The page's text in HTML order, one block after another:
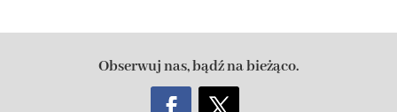
Obserwuj nas, bądź na bieżąco.